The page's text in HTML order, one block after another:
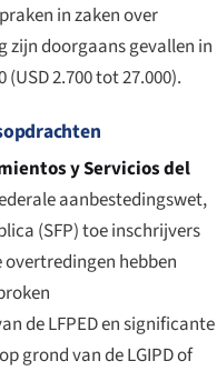
in zaken over
doorgaans gevallen in
2.700 tot 27.000).
y Servicios del
aanbestedingswet,
(SFP) toe inschrijvers
hebben
de LFPED en significante
grond van de LGIPD of